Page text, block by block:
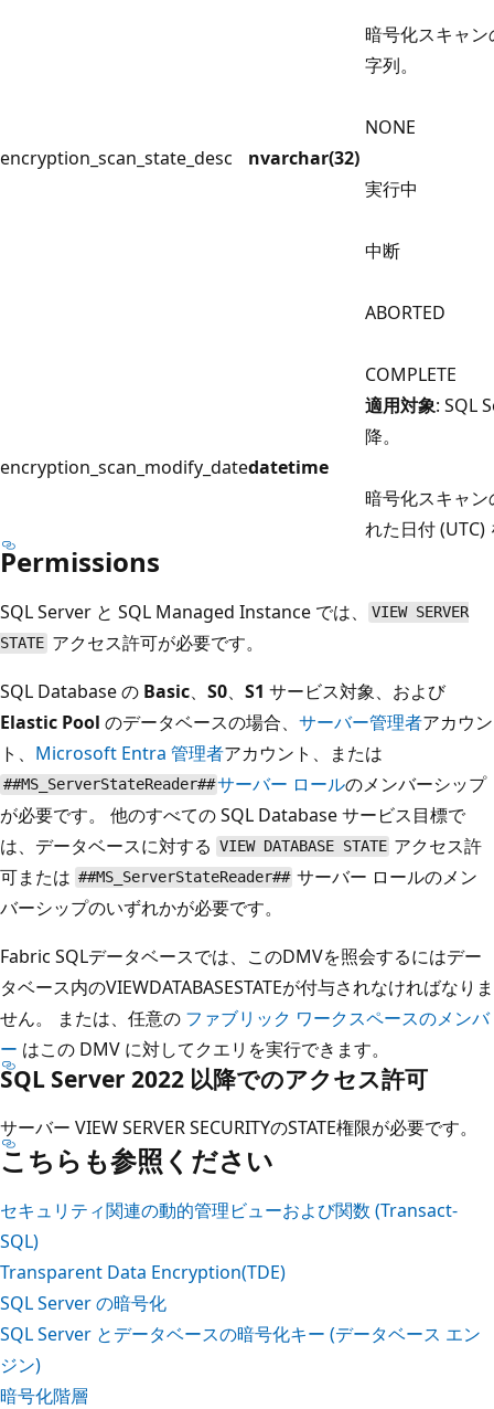
encryption_scan_state_desc nvarchar(32)
暗号化スキャ
字列。
NONE
実行中
中断
ABORTED
COMPLETE
encryption_scan_modify_datedatetime
適用対象: SQL
降。
暗号化スキャ
れた日付 (UTC)
Permissions
SQL Server と SQL Managed Instance では、
VIEW SERVER
STATE アクセス許可が必要です。
SQL Database の Basic、 S0、 S1 サービス対象、および
Elastic Pool のデータベースの場合、 サーバー管理者アカウン
ト、 Microsoft Entra 管理者アカウント、または
##MS_ServerStateReader##サーバー ロールのメンバーシップ
が必要です。 他のすべての SQL Database サービス目標で
は、データベースに対する VIEW DATABASE STATE アクセス許
可または ##MS_ServerStateReader## サーバー ロールのメン
バーシップのいずれかが必要です。
Fabric SQLデータベースでは、このDMVを照会するにはデー
タベース内のVIEWDATABASESTATEが付与されなければなりま
せん。 または、任意の ファブリック ワークスペースのメンバ
ー はこの DMV に対してクエリを実行できます。
SQL Server 2022 以降でのアクセス許可
サーバー VIEW SERVER SECURITYのSTATE権限が必要です。
こちらも参照ください
セキュリティ関連の動的管理ビューおよび関数 (Transact-
SQL)
Transparent Data Encryption(TDE)
SQL Server の暗号化
SQL Server とデータベースの暗号化キー (データベース エン
ジン)
暗号化階層